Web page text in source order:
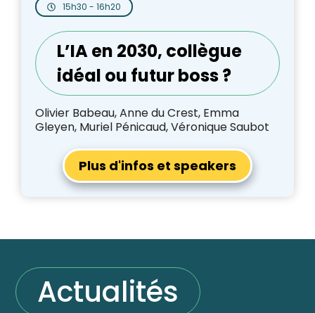
15h30 - 16h20
L’IA en 2030, collègue
idéal ou futur boss ?
Olivier Babeau, Anne du Crest, Emma
Gleyen, Muriel Pénicaud, Véronique Saubot
Plus d'infos et speakers
Actualités